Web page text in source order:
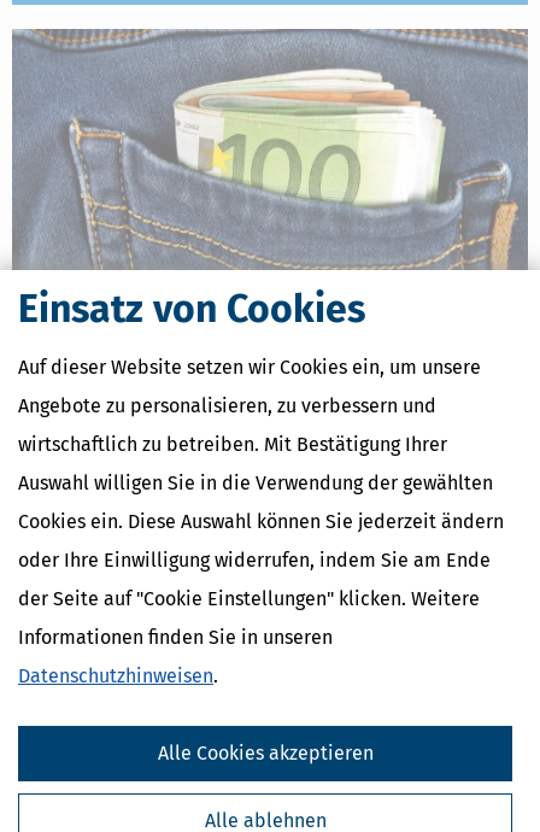
Einsatz von Cookies
Auf dieser Website setzen wir Cookies ein, um unsere
Angebote zu personalisieren, zu verbessern und
wirtschaftlich zu betreiben. Mit Bestätigung Ihrer
Auswahl willigen Sie in die Verwendung der gewählten
Cookies ein. Diese Auswahl können Sie jederzeit ändern
oder Ihre Einwilligung widerrufen, indem Sie am Ende
der Seite auf "Cookie Einstellungen" klicken. Weitere
Informationen finden Sie in unseren
Datenschutzhinweisen.
Alle ablehnen
Alle Cookies akzeptieren
Bargeld abstimmen
26.07.2026, 06:37 Uhr]Wer glaubt, Banknoten seien einfach nur
bedrucktes Papier für den Weg zum Bäcker, dürfte bei der
werden. Die EZB hat zehn Designvorschläge für die nächste Euro-
Banknotenserie veröffentlicht